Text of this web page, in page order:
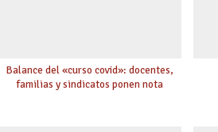
Balance del «curso covid»: docentes,
familias y sindicatos ponen nota